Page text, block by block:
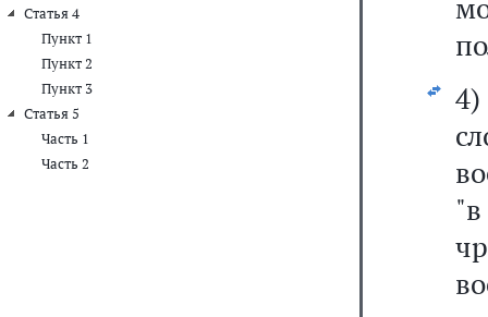
Статья 4
Пункт 1
Пункт 2
Пункт 3
Статья 5
Часть 1
Часть 2